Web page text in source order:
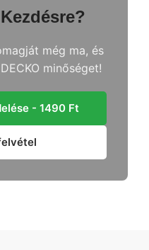
még ma, és
minőséget!
- 1490 Ft